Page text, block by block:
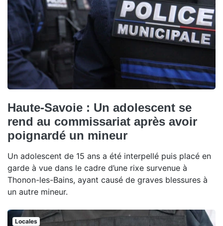
Haute-Savoie : Un adolescent se
rend au commissariat après avoir
poignardé un mineur
Un adolescent de 15 ans a été interpellé puis placé en
garde à vue dans le cadre d’une rixe survenue à
Thonon-les-Bains, ayant causé de graves blessures à
un autre mineur.
Locales